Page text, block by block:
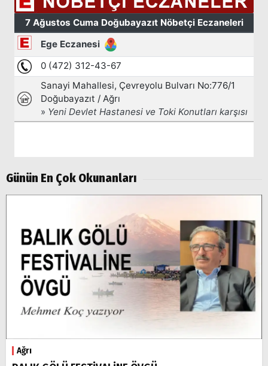
Günün En Çok Okunanları
Ağrı